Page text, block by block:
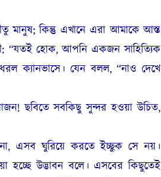
মানুষ; কিন্তু এখানে এরা আমাকে আস্ত
“যতই হোক, আপনি একজন সাহিত্যিক
ক্যানভাসে। যেন বলল, “নাও দেখে
ছবিতে সবকিছু সুন্দর হওয়া উচিত,
না, এসব ঘুরিয়ে করতে ইচ্ছুক সে নয়।
হচ্ছে উদ্ভাবন বলে। এসবের কিছুতেই